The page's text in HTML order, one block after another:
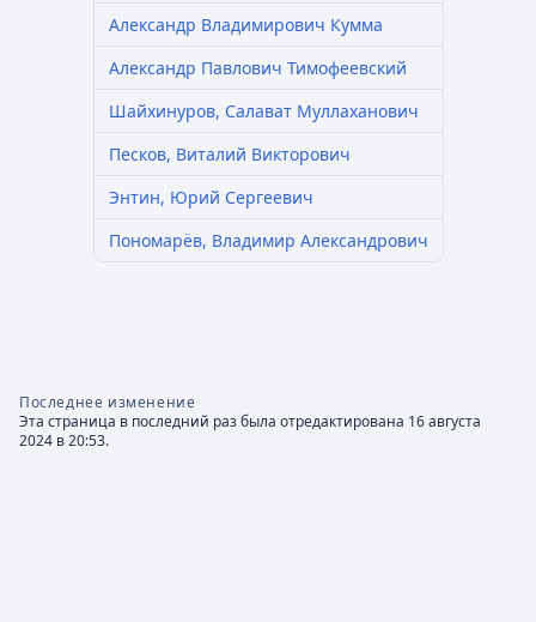
Александр Владимирович Кумма
Александр Павлович Тимофеевский
Шайхинуров, Салават Муллаханович
Песков, Виталий Викторович
Энтин, Юрий Сергеевич
Пономарёв, Владимир Александрович
Последнее изменение
Эта страница в последний раз была отредактирована 16 августа
2024 в 20:53.